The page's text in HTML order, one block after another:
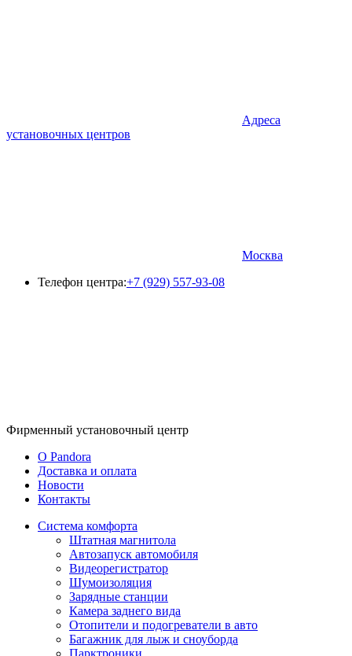
Адреса
установочных центров
Москва
Телефон центра:+7 (929) 557-93-08
Фирменный установочный центр
O Pandora
Доставка и оплата
Новости
Контакты
Система комфорта
Штатная магнитола
Автозапуск автомобиля
Видеорегистратор
Шумоизоляция
Зарядные станции
Камера заднего вида
Отопители и подогреватели в авто
Багажник для лыж и сноуборда
Парктроники